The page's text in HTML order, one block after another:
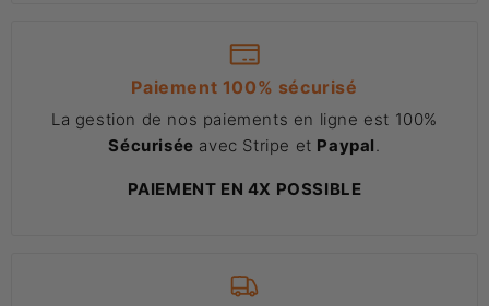
Paiement 100% sécurisé
La gestion de nos paiements en ligne est 100%
Sécurisée avec Stripe et Paypal
PAIEMENT EN 4X POSSIBLE